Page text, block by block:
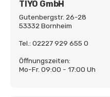
TIYO GmbH
Gutenbergstr. 26-28
53332 Bornheim
Tel.: 02227 929 655 0
Öffnungszeiten:
Mo-Fr. 09:00 - 17:00 Uh